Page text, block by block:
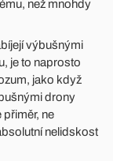
než mnohdy
výbušnými
je to naprosto
jako když
drony
přiměr, ne
nelidskost